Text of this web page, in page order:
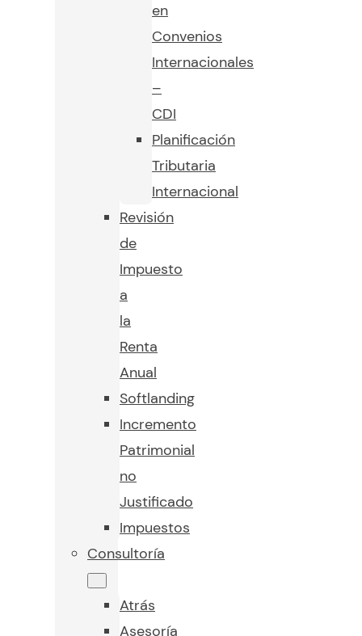
en
Convenios
Internacionales
–
CDI
Planificación
Tributaria
Internacional
Revisión
de
Impuesto
a
la
Renta
Anual
Softlanding
Incremento
Patrimonial
no
Justificado
Impuestos
Consultoría
Atrás
Asesoría